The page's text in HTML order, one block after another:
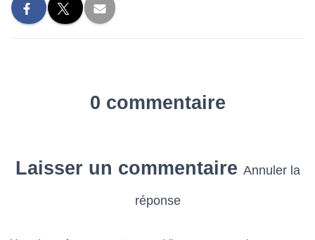
0 commentaire
Laisser un commentaire Annuler la
réponse